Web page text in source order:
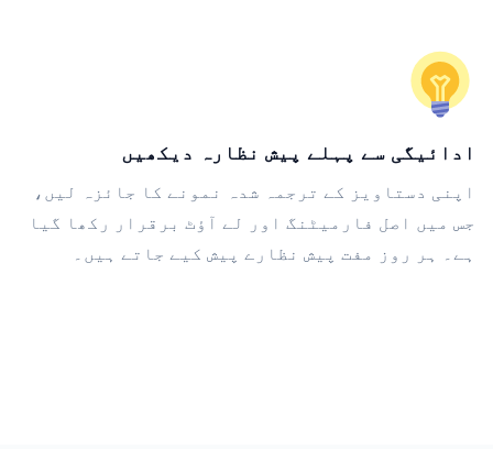
ادائیگی سے پہلے پیش نظارہ دیکھیں
اپنی دستاویز کے ترجمہ شدہ نمونے کا جائزہ لیں،
جس میں اصل فارمیٹنگ اور لے آؤٹ برقرار رکھا گیا
ہے۔ ہر روز مفت پیش نظارے پیش کیے جاتے ہیں۔